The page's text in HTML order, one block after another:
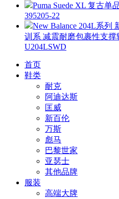
Puma Suede XL 复古
395205-22
New Balance 204L系列
训系 减震耐磨包裹性支
U204LSWD
首页
鞋类
耐克
阿迪达斯
匡威
新百伦
万斯
彪马
巴黎世家
亚瑟士
其他品牌
服装
高端大牌